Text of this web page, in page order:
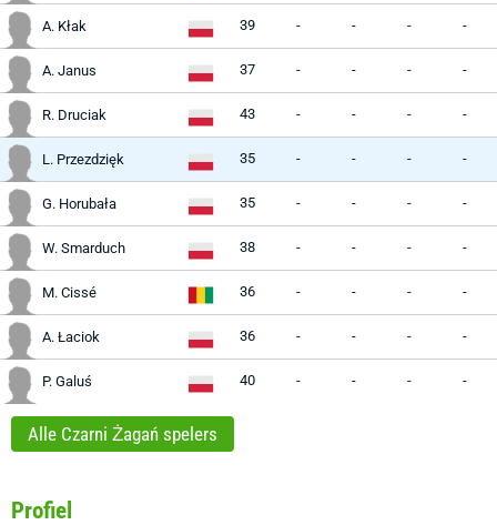
A. Kłak 39 - - - -
A. Janus 37 - - - -
R. Druciak 43 - - - -
L. Przezdzięk 35 - - - -
G. Horubała 35 - - - -
W. Smarduch 38 - - - -
M. Cissé 36 - - - -
A. Łaciok 36 - - - -
P. Galuś 40 - - - -
Alle Czarni Żagań spelers
Profiel